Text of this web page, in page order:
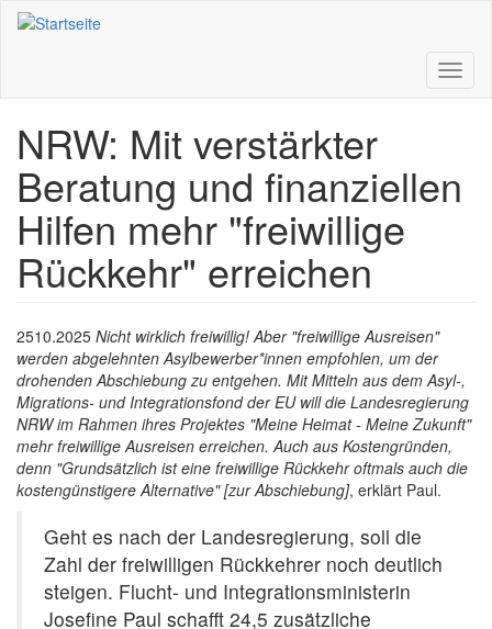
Direkt
zum
NRW: Mit verstärkter
Beratung und finanziellen
Hilfen mehr "freiwillige
Rückkehr" erreichen
2510.2025 Nicht wirklich freiwillig! Aber "freiwillige Ausreisen"
werden abgelehnten Asylbewerber*innen empfohlen, um der
drohenden Abschiebung zu entgehen. Mit Mitteln aus dem Asyl-,
Migrations- und Integrationsfond der EU will die Landesregierung
NRW im Rahmen ihres Projektes "Meine Heimat - Meine Zukunft"
mehr freiwillige Ausreisen erreichen. Auch aus Kostengründen,
denn "Grundsätzlich ist eine freiwillige Rückkehr oftmals auch die
kostengünstigere Alternative" [zur Abschiebung], erklärt Paul.
Geht es nach der Landesregierung, soll die
Zahl der freiwilligen Rückkehrer noch deutlich
steigen. Flucht- und Integrationsministerin
Josefine Paul schafft 24,5 zusätzliche